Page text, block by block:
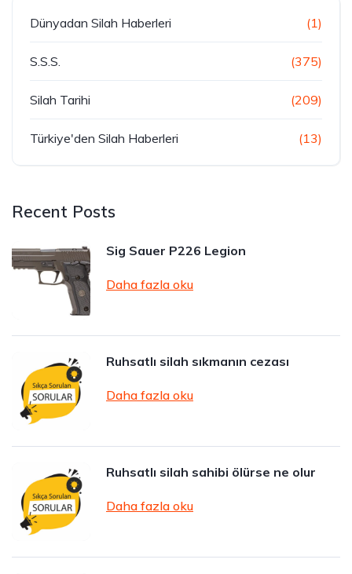
Dünyadan Silah Haberleri (1)
S.S.S. (375)
Silah Tarihi (209)
Türkiye'den Silah Haberleri (13)
Recent Posts
Sig Sauer P226 Legion
Daha fazla oku
Ruhsatlı silah sıkmanın cezası
Daha fazla oku
Ruhsatlı silah sahibi ölürse ne olur
Daha fazla oku